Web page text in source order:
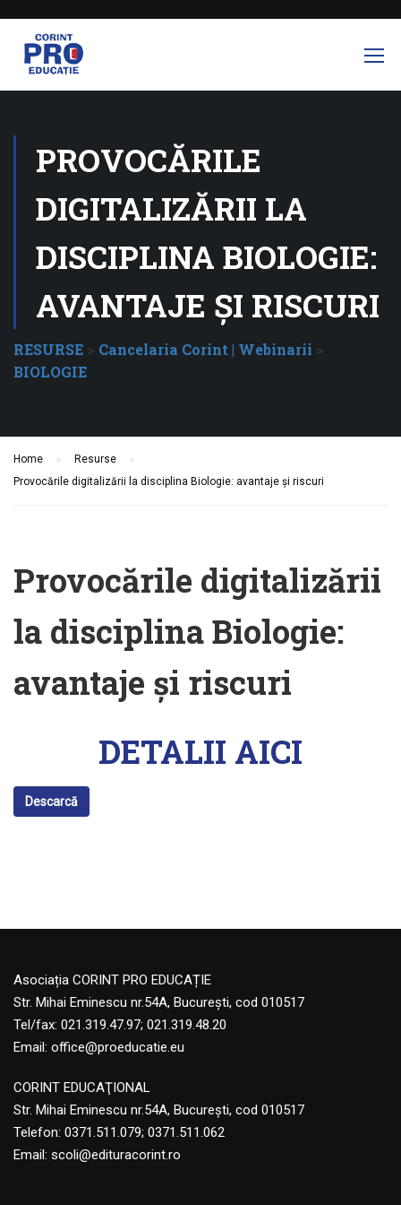
PROVOCĂRILE
DIGITALIZĂRII LA
DISCIPLINA BIOLOGIE:
AVANTAJE ȘI RISCURI
RESURSE > Cancelaria Corint | Webinarii >
BIOLOGIE
Home
Resurse
Provocările digitalizării la disciplina Biologie: avantaje și riscuri
Provocările digitalizării
la disciplina Biologie:
avantaje și riscuri
DETALII AICI
Descarcă
Asociația CORINT PRO EDUCAȚIE
Str. Mihai Eminescu nr.54A, București, cod 010517
Tel/fax: 021.319.47.97; 021.319.48.20
Email: office@proeducatie.eu
CORINT EDUCAŢIONAL
Str. Mihai Eminescu nr.54A, Bucureşti, cod 010517
Telefon: 0371.511.079; 0371.511.062
Email: scoli@edituracorint.ro